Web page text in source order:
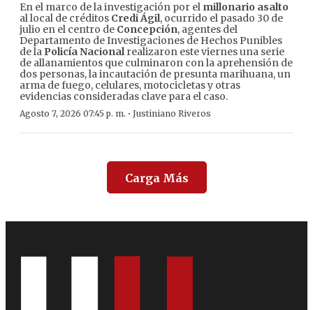
En el marco de la investigación por el millonario asalto
al local de créditos Credi Ágil, ocurrido el pasado 30 de
julio en el centro de Concepción, agentes del
Departamento de Investigaciones de Hechos Punibles
de la Policía Nacionalrealizaron este viernes una serie
de allanamientos que culminaron con la aprehensión de
dos personas, la incautación de presunta marihuana, un
arma de fuego, celulares, motocicletas y otras
evidencias consideradas clave para el caso.
Agosto 7, 2026 07:45 p. m. · Justiniano Riveros
Carga Más